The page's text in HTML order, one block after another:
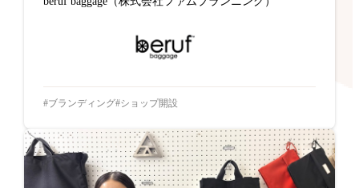
ブランディング ショップ開設